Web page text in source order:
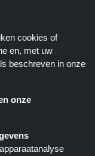
kortingscodes biedt;
maken geen deel uit
via deze links, zij
cookies of
en, met uw
beschreven in onze
onze